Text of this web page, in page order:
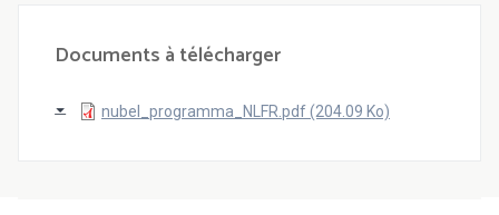
Documents à télécharger
nubel_programma_NLFR.pdf (204.09 Ko)